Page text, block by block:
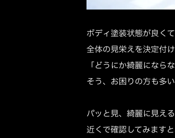
ボディ塗装状態が良くて
全体の見栄えを決定付
「どうにか綺麗になら
そう、お困りの方も多い
パッと見、綺麗に見え
近くで確認してみますと